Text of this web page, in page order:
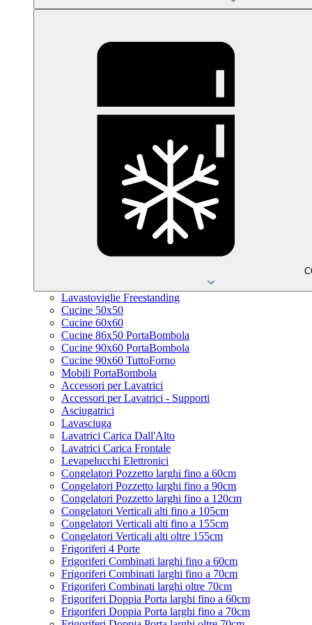
Lavastoviglie Freestanding
Cucine 50x50
Cucine 60x60
Cucine 86x50 PortaBombola
Cucine 90x60 PortaBombola
Cucine 90x60 TuttoForno
Mobili PortaBombola
Accessori per Lavatrici
Accessori per Lavatrici - Supporti
Asciugatrici
Lavasciuga
Lavatrici Carica Dall'Alto
Lavatrici Carica Frontale
Levapelucchi Elettronici
Congelatori Pozzetto larghi fino a 60cm
Congelatori Pozzetto larghi fino a 90cm
Congelatori Pozzetto larghi fino a 120cm
Congelatori Verticali alti fino a 105cm
Congelatori Verticali alti fino a 155cm
Congelatori Verticali alti oltre 155cm
Frigoriferi 4 Porte
Frigoriferi Combinati larghi fino a 60cm
Frigoriferi Combinati larghi fino a 70cm
Frigoriferi Combinati larghi oltre 70cm
Frigoriferi Doppia Porta larghi fino a 60cm
Frigoriferi Doppia Porta larghi fino a 70cm